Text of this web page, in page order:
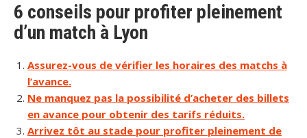
6 conseils pour profiter pleinement
d’un match à Lyon
Assurez-vous de vérifier les horaires des matchs à
l’avance.
Ne manquez pas la possibilité d’acheter des billets
en avance pour obtenir des tarifs réduits.
Arrivez tôt au stade pour profiter pleinement de